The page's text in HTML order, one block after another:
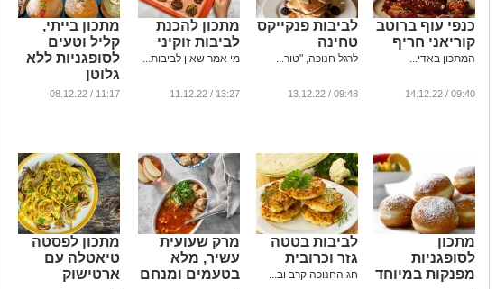
כנפי עוף ברוטב
קוריאני חריף
המתכון באדי...
09:40 / 14.12.22
לביבות פנקייקס
טחינה
לרגל חנוכה, "טור...
09:48 / 13.12.22
מתכון להכנת
לביבות זוקיני
מי אמר שאין לביבות...
13:27 / 11.12.22
מתכון בייתי,
קליל וטעים
לסופגניות ללא
גלוטן
...
11:17 / 08.12.22
מתכון
לסופגניות
מפנקות במיוחד
לביבות בטטה
גזר וכרובית
חג החנוכה קרב וב...
מרק שעועית
עשיר, מלא
בטעמים ומנחם
מתכון לפסטה
טיאטלה עם
ארטישוק